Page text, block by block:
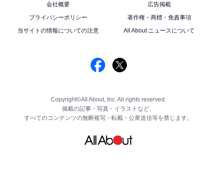
会社概要
広告掲載
プライバシーポリシー
著作権・商標・免責事項
当サイトの情報についての注意
All About ニュースについて
Copyright©All About, Inc. All rights reserved.
掲載の記事・写真・イラストなど、
すべてのコンテンツの無断複写・転載・公衆送信等を禁じます。